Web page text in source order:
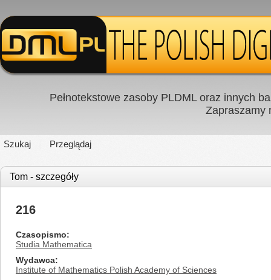
Pełnotekstowe zasoby PLDML oraz innych
Zapraszamy
Szukaj Przeglądaj
Tom - szczegóły
216
Czasopismo
Studia Mathematica
Wydawca
Institute of Mathematics Polish Academy of Sciences